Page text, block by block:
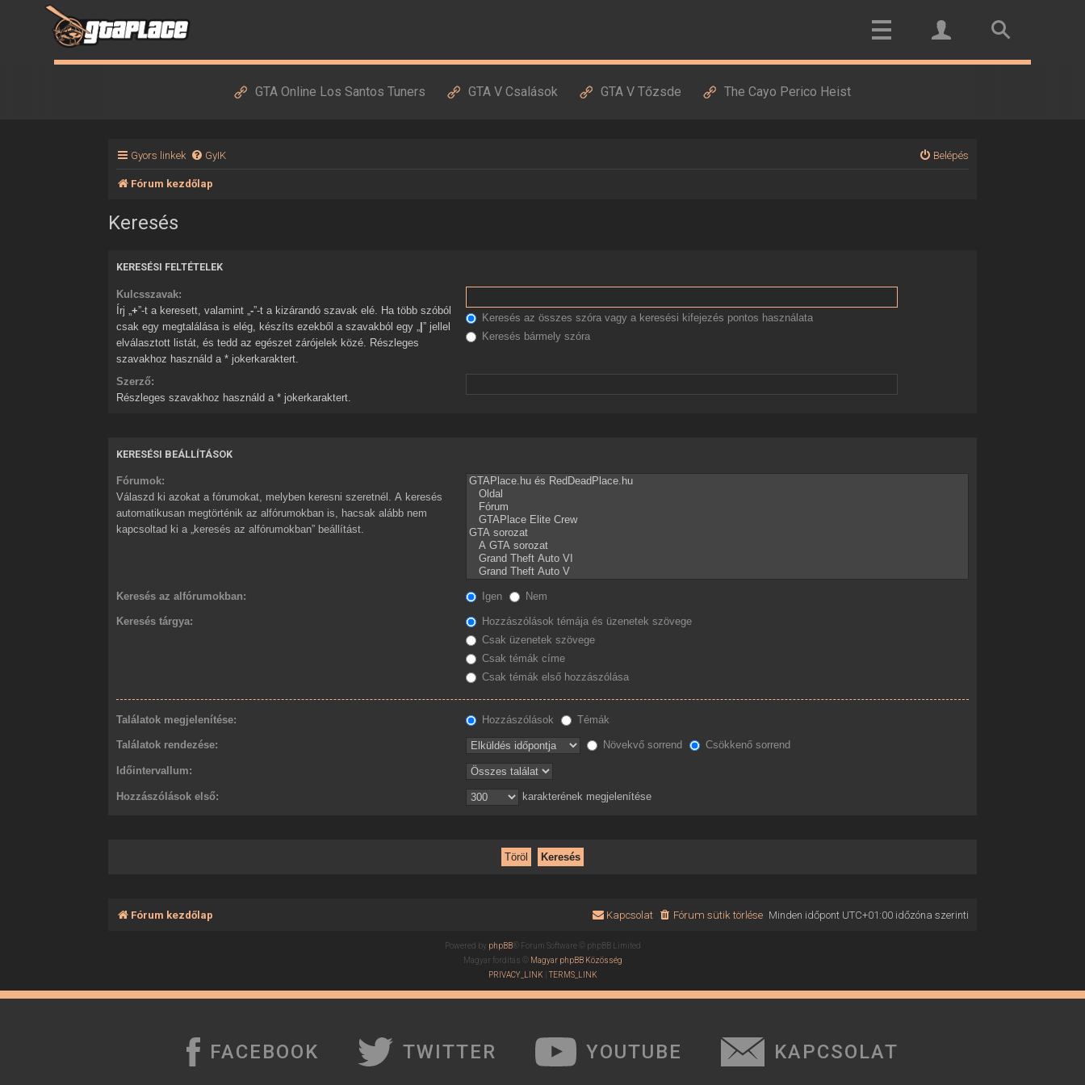
GTA Online Los Santos Tuners GTA V Csalások GTA V Tőzsde The Cayo Perico Heist
Gyors linkek GyIK Belépés
Fórum kezdőlap
Keresés
KERESÉSI FELTÉTELEK
Kulcsszavak:
Írj „+”-t a keresett, valamint „-”-t a kizárandó szavak elé. Ha több szóból
csak egy megtalálása is elég, készíts ezekből a szavakból egy „
|” jellel
elválasztott listát, és tedd az egészet zárójelek közé. Részleges
szavakhoz használd a * jokerkaraktert.
Keresés az összes szóra vagy a keresési kifejezés pontos használata
Keresés bármely szóra
Szerző:
Részleges szavakhoz használd a * jokerkaraktert.
KERESÉSI BEÁLLÍTÁSOK
Fórumok:
Válaszd ki azokat a fórumokat, melyben keresni szeretnél. A keresés
automatikusan megtörténik az alfórumokban is, hacsak alább nem
kapcsoltad ki a „keresés az alfórumokban” beállítást.
Keresés az alfórumokban: Igen Nem
Keresés tárgya:
Hozzászólások témája és üzenetek szövege
Csak üzenetek szövege
Csak témák címe
Csak témák első hozzászólása
Találatok megjelenítése: Hozzászólások Témák
Találatok rendezése: Növekvő sorrend Csökkenő sorrend
Időintervallum:
Hozzászólások első: karakterének megjelenítése
Fórum kezdőlap Minden időpont UTC+01:00időzóna szerinti
Fórum sütik törlése
Kapcsolat
Powered by phpBB® Forum Software © phpBB Limited
Magyar fordítás ©
Magyar phpBB Közösség
PRIVACY_LINK| TERMS_LINK
FACEBOOK TWITTER YOUTUBE KAPCSOLAT